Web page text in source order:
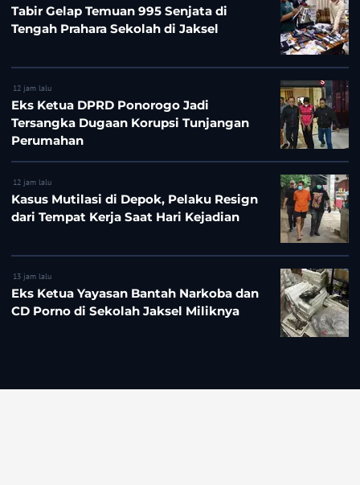
Tabir Gelap Temuan 995 Senjata di
Tengah Prahara Sekolah di Jaksel
12 jam lalu
Eks Ketua DPRD Ponorogo Jadi
Tersangka Dugaan Korupsi Tunjangan
Perumahan
12 jam lalu
Kasus Mutilasi di Depok, Pelaku Resign
dari Tempat Kerja Saat Hari Kejadian
13 jam lalu
Eks Ketua Yayasan Bantah Narkoba dan
CD Porno di Sekolah Jaksel Miliknya